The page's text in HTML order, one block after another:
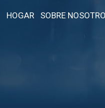
HOGAR SOBRE